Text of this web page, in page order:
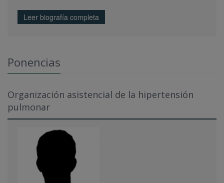
Leer biografía completa
Ponencias
Organización asistencial de la hipertensión
pulmonar